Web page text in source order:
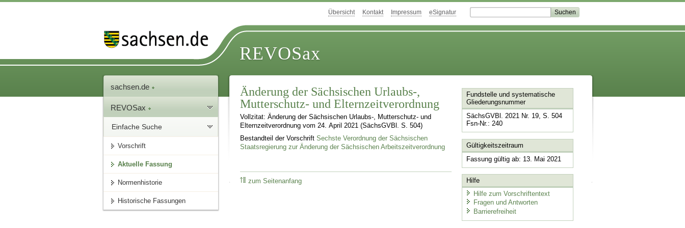
Übersicht Kontakt Impressum eSignatur
REVOSax
sachsen.de
REVOSax
Einfache Suche
Vorschrift
Aktuelle Fassung
Normenhistorie
Historische Fassungen
Änderung der Sächsischen Urlaubs-,
Mutterschutz- und Elternzeitverordnung
Vollzitat: Änderung der Sächsischen Urlaubs-, Mutterschutz- und
Elternzeitverordnung vom 24. April 2021 (SächsGVBl. S. 504)
Bestandteil der VorschriftSechste Verordnung der Sächsischen
Staatsregierung zur Änderung der Sächsischen Arbeitszeitverordnung
zum Seitenanfang
Fundstelle und systematische
Gliederungsnummer
SächsGVBl. 2021 Nr. 19, S. 504
Fsn-Nr.: 240
Gültigkeitszeitraum
Fassung gültig ab: 13. Mai 2021
Hilfe
Hilfe zum Vorschriftentext
Fragen und Antworten
Barrierefreiheit